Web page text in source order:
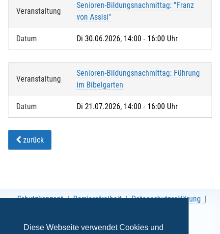
Diese Webseite verwendet Cookies und
Veranstaltung
Senioren-Bildungsnachmittag: "Franz
von Assisi"
Datum Di 30.06.2026, 14:00 - 16:00 Uhr
Veranstaltung
Senioren-Bildungsnachmittag: Führung
im Bibelgarten
Datum Di 21.07.2026, 14:00 - 16:00 Uhr
zurück
Schutzkonzept Barrierefreiheit
Datenschutzerklärung